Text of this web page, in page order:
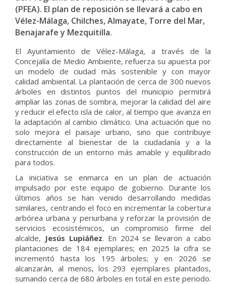
(PFEA). El plan de reposición se llevará a cabo en
Vélez-Málaga, Chilches, Almayate, Torre del Mar,
Benajarafe y Mezquitilla.
El Ayuntamiento de Vélez-Málaga, a través de la
Concejalía de Medio Ambiente, refuerza su apuesta por
un modelo de ciudad más sostenible y con mayor
calidad ambiental. La plantación de cerca de 300 nuevos
árboles en distintos puntos del municipio permitirá
ampliar las zonas de sombra, mejorar la calidad del aire
y reducir el efecto isla de calor, al tiempo que avanza en
la adaptación al cambio climático. Una actuación que no
solo mejora el paisaje urbano, sino que contribuye
directamente al bienestar de la ciudadanía y a la
construcción de un entorno más amable y equilibrado
para todos.
La iniciativa se enmarca en un plan de actuación
impulsado por este equipo de gobierno. Durante los
últimos años se han venido desarrollando medidas
similares, centrando el foco en incrementar la cobertura
arbórea urbana y periurbana y reforzar la provisión de
servicios ecosistémicos, un compromiso firme del
alcalde, Jesús Lupiáñez. En 2024 se llevaron a cabo
plantaciones de 184 ejemplares; en 2025 la cifra se
incrementó hasta los 195 árboles; y en 2026 se
alcanzarán, al menos, los 293 ejemplares plantados,
sumando cerca de 680 árboles en total en este periodo.